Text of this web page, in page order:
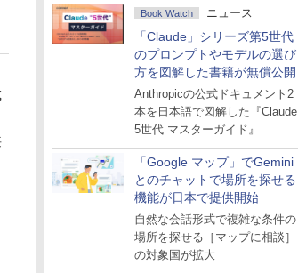
Book Watch ニュース
「Claude」シリーズ第5世代
のプロンプトやモデルの選び
方を図解した書籍が無償公開
Anthropicの公式ドキュメント2
本を日本語で図解した『Claude
5世代 マスターガイド』
「Google マップ」でGemini
とのチャットで場所を探せる
機能が日本で提供開始
自然な会話形式で複雑な条件の
場所を探せる［マップに相談］
の対象国が拡大